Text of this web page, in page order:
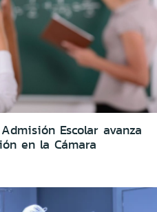
Escolar avanza
en la Cámara